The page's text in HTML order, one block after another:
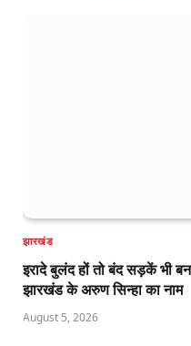
झारखंड
इरादे बुलंद हों तो बंद सड़कें भी
झारखंड के अरुण सिन्हा का नाम
August 5, 2026